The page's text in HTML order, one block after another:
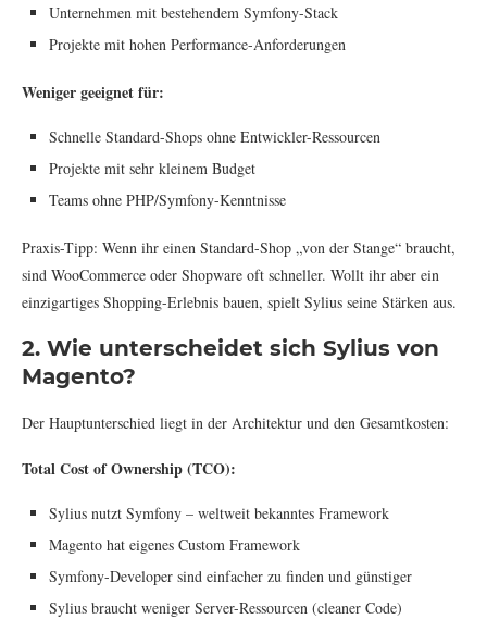
Unternehmen mit bestehendem Symfony-Stack
Projekte mit hohen Performance-Anforderungen
Weniger geeignet für:
Schnelle Standard-Shops ohne Entwickler-Ressourcen
Projekte mit sehr kleinem Budget
Teams ohne PHP/Symfony-Kenntnisse
Praxis-Tipp: Wenn ihr einen Standard-Shop „von der Stange“ braucht,
sind WooCommerce oder Shopware oft schneller. Wollt ihr aber ein
einzigartiges Shopping-Erlebnis bauen, spielt Sylius seine Stärken aus.
2. Wie unterscheidet sich Sylius von
Magento?
Der Hauptunterschied liegt in der Architektur und den Gesamtkosten:
Total Cost of Ownership (TCO):
Sylius nutzt Symfony – weltweit bekanntes Framework
Magento hat eigenes Custom Framework
Symfony-Developer sind einfacher zu finden und günstiger
Sylius braucht weniger Server-Ressourcen (cleaner Code)